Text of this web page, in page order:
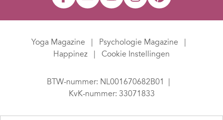
Yoga Magazine
Psychologie Magazine
Happinez
Cookie Instellingen
BTW-nummer: NL001670682B01
KvK-nummer: 33071833